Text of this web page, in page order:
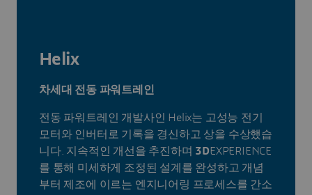
Helix
차세대 전동 파워트레인
전동 파워트레인 개발사인 Helix는 고성능 전기
모터와 인버터로 기록을 경신하고 상을 수상했습
니다. 지속적인 개선을 추진하며 3DEXPERIENCE
를 통해 미세하게 조정된 설계를 완성하고 개념
부터 제조에 이르는 엔지니어링 프로세스를 간소